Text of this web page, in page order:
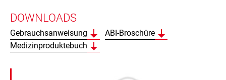
DOWNLOADS
Gebrauchsanweisung
ABI-Broschüre
Medizinproduktebuch